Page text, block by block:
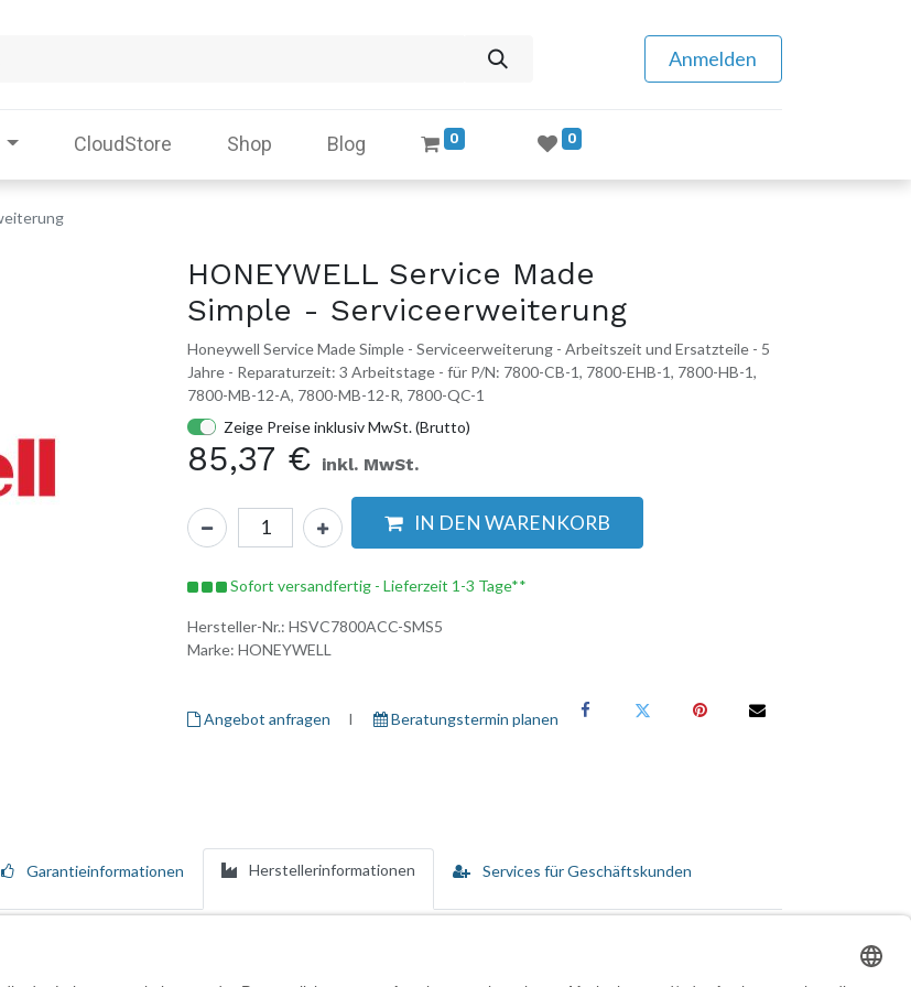
Anmelden
CloudStore Shop Blog 0 0
HONEYWELL Service Made
Simple - Serviceerweiterung
Honeywell Service Made Simple - Serviceerweiterung - Arbeitszeit und Ersatzteile - 5
Jahre - Reparaturzeit: 3 Arbeitstage - für P/N: 7800-CB-1, 7800-EHB-1, 7800-HB-1,
7800-MB-12-A, 7800-MB-12-R, 7800-QC-1
Zeige Preise inklusiv MwSt. (Brutto)
85,37 € inkl. MwSt.
IN DEN WARENKORB
Sofort versandfertig - Lieferzeit 1-3 Tage**
Hersteller-Nr.: HSVC7800ACC-SMS5
Marke: HONEYWELL
Angebot anfragen I ​ Beratungstermin planen
Garantieinformationen Herstellerinformationen Services für Geschäftskunden
Service Made Simple stellt für die Anwender sicher, dass ihre Datenerfassungsgeräte mit Höchstleistung